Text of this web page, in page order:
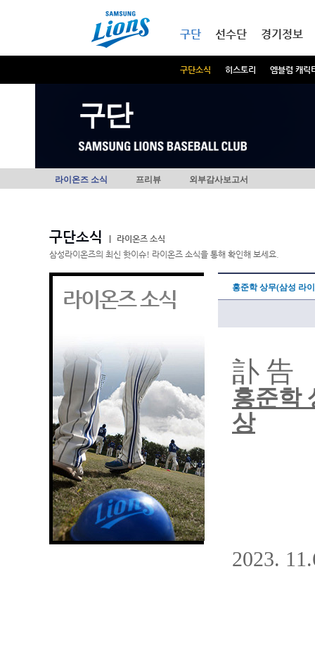
구단
구단소식 히스토리 엠블럼 캐릭
선수단 경기정보
구단
라이온즈 소식 프리뷰 외부감사보고서
구단소식
라이온즈 소식
삼성라이온즈의 최신 핫이슈! 라이온즈 소식을 통해 확인해 보세요.
라이온즈 소식 홍준학 상무(삼성 라
訃 告
홍준학
상
2023.